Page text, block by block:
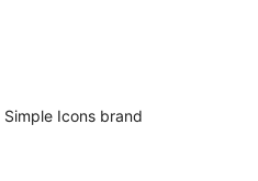
Icons brand